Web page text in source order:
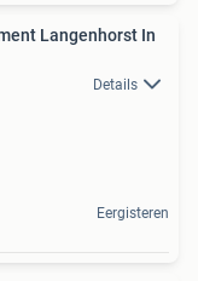
Langenhorst In
Details
Eergisteren